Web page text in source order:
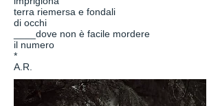
terra riemersa e fondali
di occhi
____dove non è facile mordere
il numero
*
A.R.